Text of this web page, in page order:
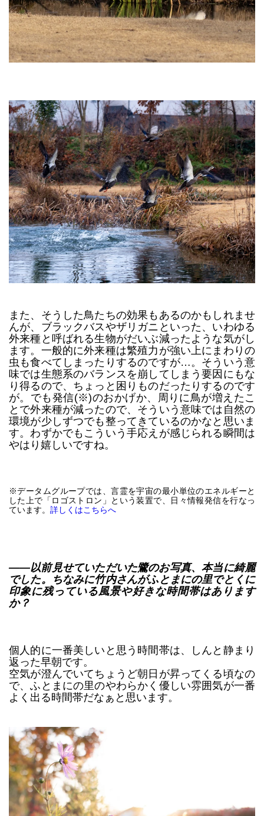
また、そうした鳥たちの効果もあるのかもしれませ
んが、ブラックバスやザリガニといった、いわゆる
外来種と呼ばれる生物がだいぶ減ったような気がし
ます。一般的に外来種は繁殖力が強い上にまわりの
虫も食べてしまったりするのですが…。そういう意
味では生態系のバランスを崩してしまう要因にもな
り得るので、ちょっと困りものだったりするのです
が。でも発信(※)のおかげか、周りに鳥が増えたこ
とで外来種が減ったので、そういう意味では自然の
環境が少しずつでも整ってきているのかなと思いま
す。わずかでもこういう手応えが感じられる瞬間は
やはり嬉しいですね。
※データムグループでは、言霊を宇宙の最小単位のエネルギーと
した上で「ロゴストロン」という装置で、日々情報発信を行なっ
ています。 詳しくはこちらへ
――以前見せていただいた鷺のお写真、本当に綺麗
でした。ちなみに竹内さんがふとまにの里でとくに
印象に残っている風景や好きな時間帯はあります
か？
個人的に一番美しいと思う時間帯は、しんと静まり
返った早朝です。
空気が澄んでいてちょうど朝日が昇ってくる頃なの
で、ふとまにの里のやわらかく優しい雰囲気が一番
よく出る時間帯だなぁと思います。